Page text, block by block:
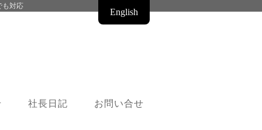
も対応
English
社長日記 お問い合せ